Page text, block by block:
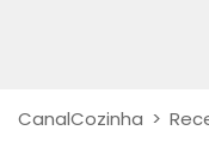
CanalCozinha >